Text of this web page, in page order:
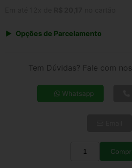
Opções de Parcelamento
4x de R$ 55,15
5x de R$ 44,70
Tem Dúvidas? Fale com
Whatsapp